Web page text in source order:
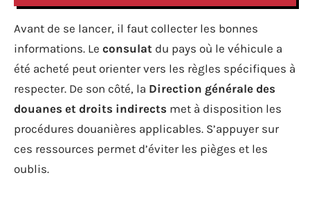
Avant de se lancer, il faut collecter les bonnes
informations. Le consulat du pays où le véhicule a
été acheté peut orienter vers les règles spécifiques à
respecter. De son côté, la Direction générale des
douanes et droits indirects met à disposition les
procédures douanières applicables. S’appuyer sur
ces ressources permet d’éviter les pièges et les
oublis.